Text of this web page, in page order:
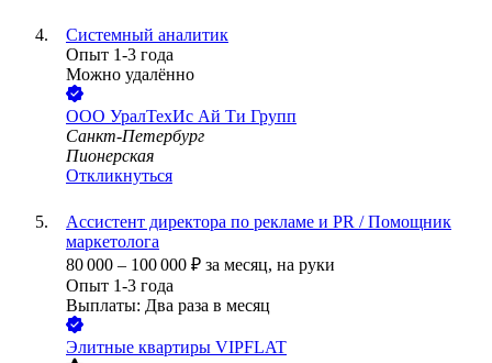
Системный аналитик
Опыт 1-3 года
Можно удалённо
ООО УралТехИс Ай Ти Групп
Санкт-Петербург
Пионерская
Откликнуться
Ассистент директора по рекламе и PR / Помощник
маркетолога
80 000 – 100 000 ₽ за месяц, на руки
Опыт 1-3 года
Выплаты: Два раза в месяц
Элитные квартиры VIPFLAT